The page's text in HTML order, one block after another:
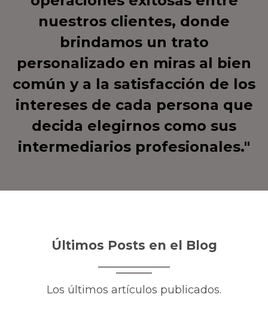
nuestros clientes, donde
brindamos un trato
personalizado en miras al bien
común y a la satisfacción de los
intereses de cada persona que
decida elegirnos como sus
intermediarios profesionales."
Últimos Posts en el Blog
Los últimos artículos publicados.